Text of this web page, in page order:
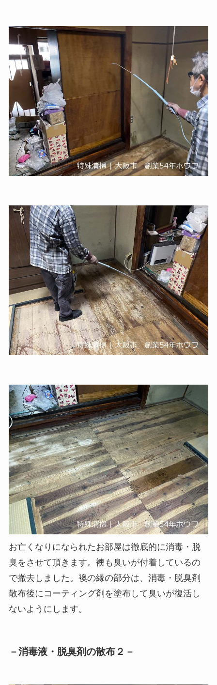
お亡くなりになられたお部屋は徹底的に消毒・脱
臭をさせて頂きます。襖も臭いが付着しているの
で撤去しました。襖の縁の部分は、消毒・脱臭剤
散布後にコーティング剤を塗布して臭いが復活し
ないようにします。
－消毒液・脱臭剤の散布２－